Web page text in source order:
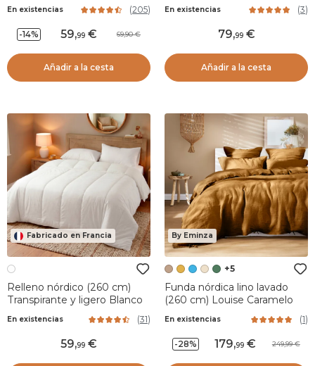
En existencias (205)
-14% 59,99 69,90
Añadir a la cesta
En existencias (3)
79,99
Añadir a la cesta
Fabricado en Francia
Relleno nórdico (260 cm)
Transpirante y ligero Blanco
En existencias (31)
59,99
By Eminza
+5
Funda nórdica lino lavado
(260 cm) Louise Caramelo
En existencias (1)
-28% 179,99 249,99